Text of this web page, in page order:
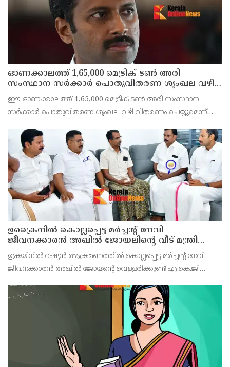
ഓണക്കാലത്ത് 1,65,000 മെട്രിക് ടൺ അരി
സംസ്ഥാന സർക്കാർ പൊതുവിതരണ ശൃംഖല വഴി
വിതരണം ചെയ്യും: ഭക്ഷ്യ പൊതു വിതരണ വകുപ്പ്
മന്ത്രി അനൂപ് ജേക്കബ്
ഈ ഓണക്കാലത്ത് 1,65,000 മെട്രിക് ടൺ അരി സംസ്ഥാന
സർക്കാർ പൊതുവിതരണ ശൃംഖല വഴി വിതരണം ചെയ്യുമെന്ന്
മന്ത്രി അനൂപ് ജേക്കബ് പറഞ്ഞു.
ഉക്രൈനിൽ കൊല്ലപ്പെട്ട മർച്ചന്റ് നേവി
ജീവനക്കാരൻ അഖിൽ ജോയലിന്റെ വീട് മന്ത്രി
അനൂപ് ജേക്കബ്ബ് സന്ദർശിച്ചു
ഉക്രയിനിൽ റഷ്യൻ ആക്രമണത്തിൽ കൊല്ലപ്പെട്ട മർച്ചന്റ് നേവി
ജീവനക്കാരൻ അഖിൽ ജോയന്റെ വെള്ളരിക്കുണ്ട് എ.കെ.ജി
ജേക്കബ്ബ് സന്ദർശിച്ചു.